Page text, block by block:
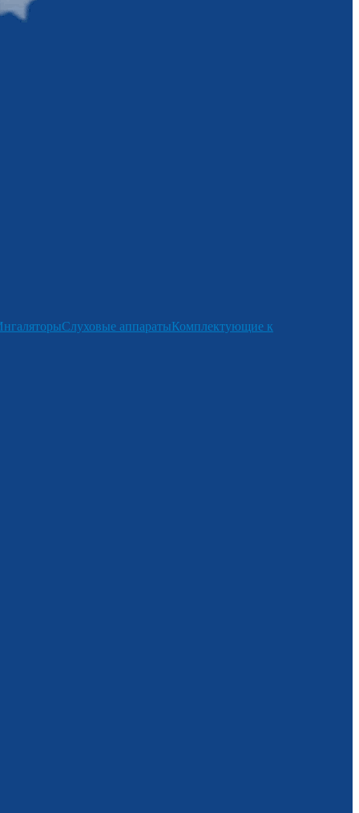
Слуховые аппаратыКомплектующие к